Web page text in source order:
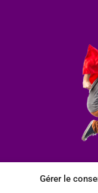
Gérer le